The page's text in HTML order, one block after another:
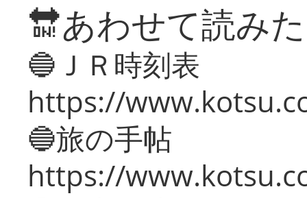
🔛あわせて読み
🔵ＪＲ時刻表
https://
🔵旅の手帖
https://